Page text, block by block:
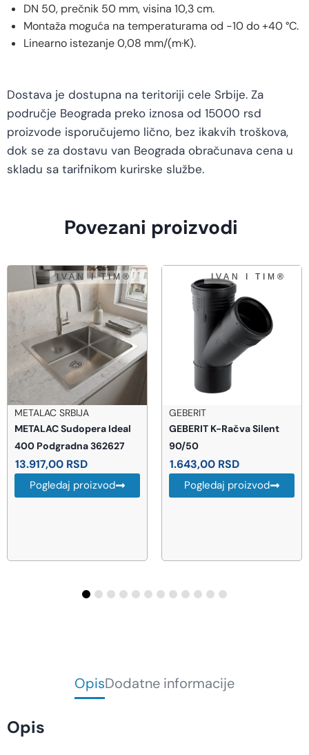
DN 50, prečnik 50 mm, visina 10,3 cm.
Montaža moguća na temperaturama od -10 do +40 °C.
Linearno istezanje 0,08 mm/(m·K).
Dostava je dostupna na teritoriji cele Srbije. Za
područje Beograda preko iznosa od 15000 rsd
proizvode isporučujemo lično, bez ikakvih troškova,
dok se za dostavu van Beograda obračunava cena u
skladu sa tarifnikom kurirske službe.
Povezani proizvodi
GEBERIT
GEBERIT K-Račva Silent
90/50
1.643,00 RSD
Pogledaj proizvod
Ormarić za aparat s 9kg
777772
3.520,00
Pogledaj proizvod
OpisDodatne informacije
Opis